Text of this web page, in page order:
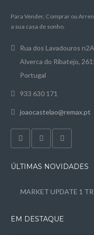
Para Vender, Comprar ou
a sua casa de sonho.
Rua dos Lavadouros n2A
Alverca do Ribatejo,
Portugal
933 630 171
joaocastelao@remax.pt
ÚLTIMAS NOVIDADES
MARKET UPDATE 1
EM DESTAQUE